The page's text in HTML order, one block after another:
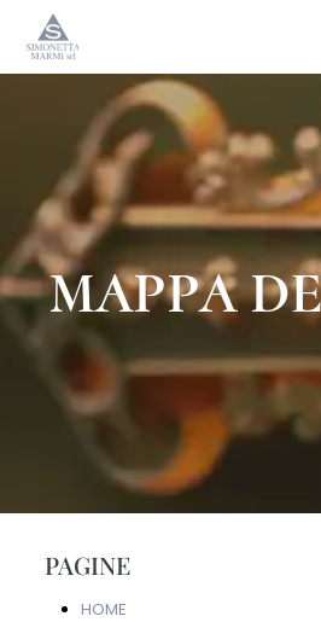
MAPPA
PAGINE
HOME